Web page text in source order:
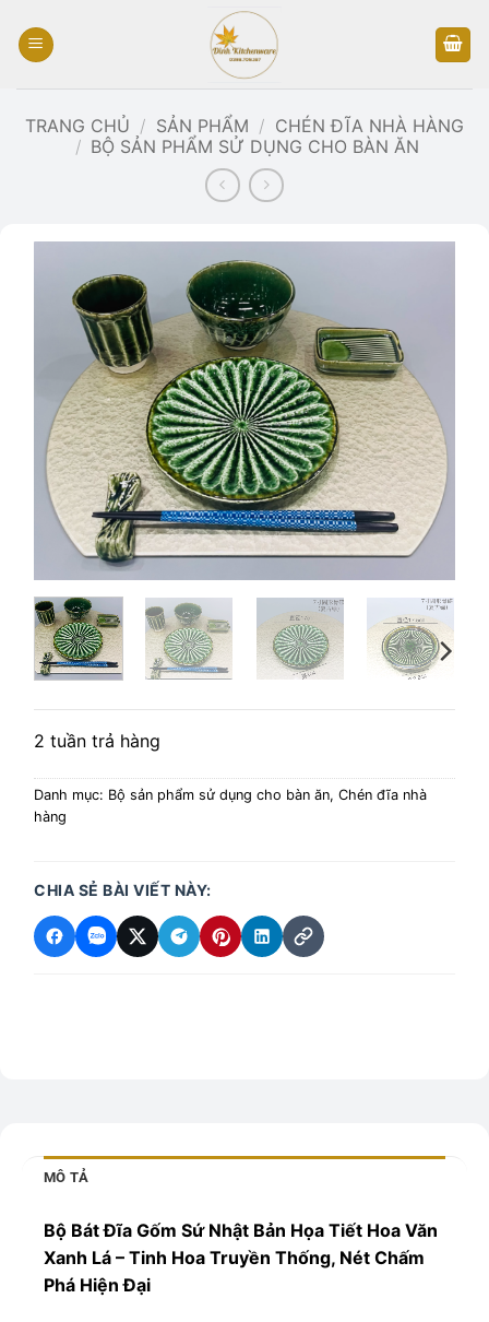
qua
dung
TRANG CHỦ / SẢN PHẨM / CHÉN ĐĨA NHÀ HÀNG
/ BỘ SẢN PHẨM SỬ DỤNG CHO BÀN ĂN
2 tuần trả hàng
Danh mục: Bộ sản phẩm sử dụng cho bàn ăn, Chén đĩa nhà
hàng
CHIA SẺ BÀI VIẾT NÀY:
MÔ TẢ
Bộ Bát Đĩa Gốm Sứ Nhật Bản Họa Tiết Hoa Văn
Xanh Lá – Tinh Hoa Truyền Thống, Nét Chấm
Phá Hiện Đại